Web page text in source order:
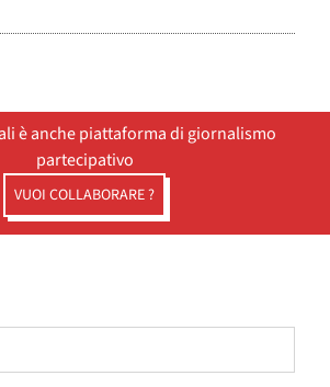
è anche piattaforma di giornalismo
partecipativo
VUOI COLLABORARE ?